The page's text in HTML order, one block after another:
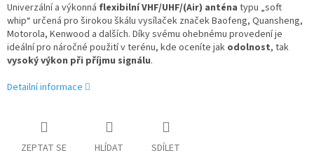
Univerzální a výkonná flexibilní VHF/UHF/(Air) anténa typu „soft
whip“ určená pro širokou škálu vysílaček značek Baofeng, Quansheng,
Motorola, Kenwood a dalších. Díky svému ohebnému provedení je
ideální pro náročné použití v terénu, kde oceníte jak odolnost, tak
vysoký výkon při příjmu signálu.
Detailní informace
ZEPTAT SE HLÍDAT SDÍLET